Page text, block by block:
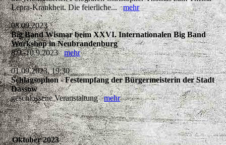
Lepra-Krankheit. Die feierliche...mehr
08.09.2023
Big Band Wismar beim XXVI. Internationalen Big Band
Workshop in Neubrandenburg
8.9.-10.9.2023mehr
01.09.2023, 19:30
Schlagsophon - Festempfang der Bürgermeisterin der Stadt
Dassow
geschlossene Veranstaltungmehr
Oktober 2023